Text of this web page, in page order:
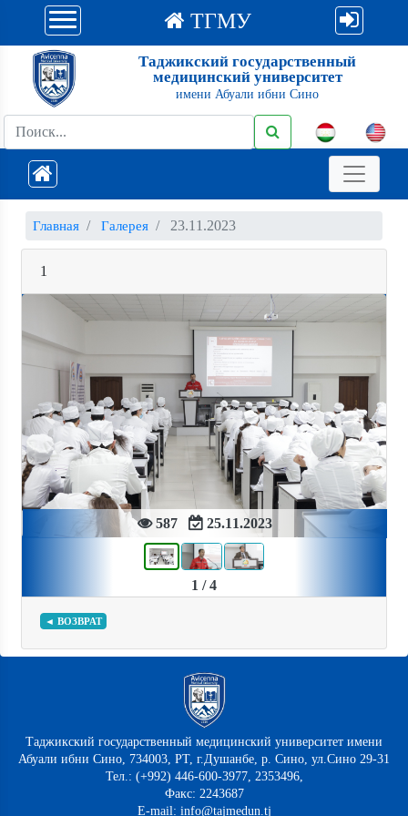
ТГМУ
Таджикский государственный
медицинский университет
имени Абуали ибни Сино
Главная Галерея 23.11.2023
1
587 25.11.2023
Previous Next
1 / 4
◄ ВОЗВРАТ
Таджикский государственный медицинский университет имени
Абуали ибни Сино, 734003, РТ, г.Душанбе, р. Сино, ул.Сино 29-31
Тел.: (+992) 446-600-3977, 2353496,
Факс: 2243687
E-mail: info@tajmedun.tj